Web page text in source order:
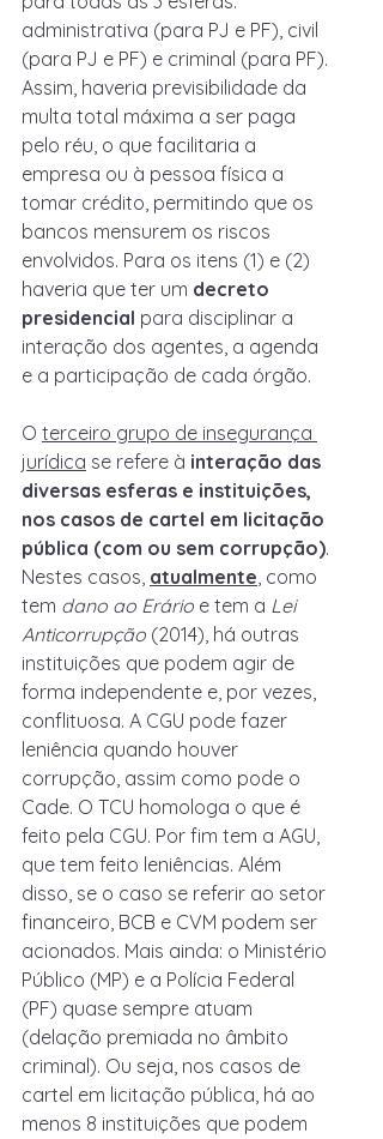
administrativa (para PJ e PF), civil
(para PJ e PF) e criminal (para PF).
Assim, haveria previsibilidade da
multa total máxima a ser paga
pelo réu, o que facilitaria a
empresa ou à pessoa física a
tomar crédito, permitindo que os
bancos mensurem os riscos
envolvidos. Para os itens (1) e (2)
haveria que ter um decreto
presidencial para disciplinar a
interação dos agentes, a agenda
e a participação de cada órgão.
O terceiro grupo de insegurança
jurídica se refere à interação das
diversas esferas e instituições,
nos casos de cartel em licitação
pública (com ou sem corrupção).
Nestes casos, atualmente, como
tem dano ao Erário e tem a Lei
Anticorrupção (2014), há outras
instituições que podem agir de
forma independente e, por vezes,
conflituosa. A CGU pode fazer
leniência quando houver
corrupção, assim como pode o
Cade. O TCU homologa o que é
feito pela CGU. Por fim tem a AGU,
que tem feito leniências. Além
disso, se o caso se referir ao setor
financeiro, BCB e CVM podem ser
acionados. Mais ainda: o Ministério
Público (MP) e a Polícia Federal
(PF) quase sempre atuam
(delação premiada no âmbito
criminal). Ou seja, nos casos de
cartel em licitação pública, há ao
menos 8 instituições que podem